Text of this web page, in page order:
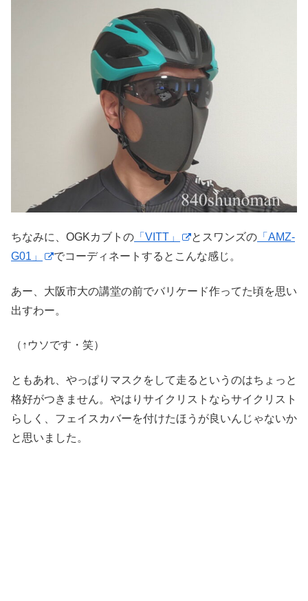
ちなみに、OGKカブトの 「VITT」 とスワンズの 「AMZ-
G01」
でコーディネートするとこんな感じ。
あー、大阪市大の講堂の前でバリケード作ってた頃を思い
出すわー。
（↑ウソです・笑）
ともあれ、やっぱりマスクをして走るというのはちょっと
格好がつきません。やはりサイクリストならサイクリスト
らしく、フェイスカバーを付けたほうが良いんじゃないか
と思いました。